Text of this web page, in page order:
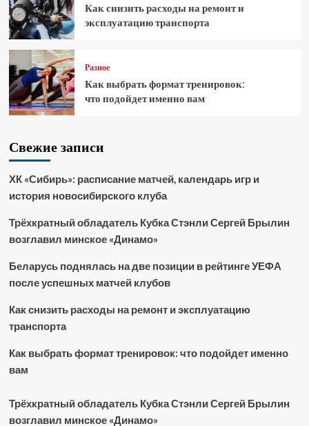
Как снизить расходы на ремонт и
эксплуатацию транспорта
Разное
Как выбрать формат тренировок:
что подойдет именно вам
Свежие записи
ХК «Сибирь»: расписание матчей, календарь игр и
история новосибирского клуба
Трёхкратный обладатель Кубка Стэнли Сергей Брылин
возглавил минское «Динамо»
Беларусь поднялась на две позиции в рейтинге УЕФА
после успешных матчей клубов
Как снизить расходы на ремонт и эксплуатацию
транспорта
Как выбрать формат тренировок: что подойдет именно
вам
Трёхкратный обладатель Кубка Стэнли Сергей Брылин
возглавил минское «Динамо»